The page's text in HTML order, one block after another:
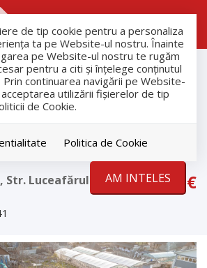
de tip cookie pentru a personaliza
ta pe Website-ul nostru. Înainte
pe Website-ul nostru te rugăm
pentru a citi și înțelege conținutul
Prin continuarea navigării pe Website-
utilizării fişierelor de tip
de Cookie.
Politica de Cookie
AM INTELES
Str. Luceafărul 29.500€